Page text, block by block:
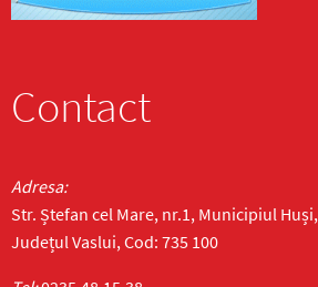
Contact
Adresa:
Str. Ștefan cel Mare, nr.1, Municipiul Huși,
Județul Vaslui, Cod: 735 100